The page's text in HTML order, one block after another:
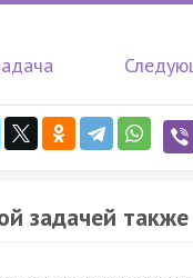
задачей